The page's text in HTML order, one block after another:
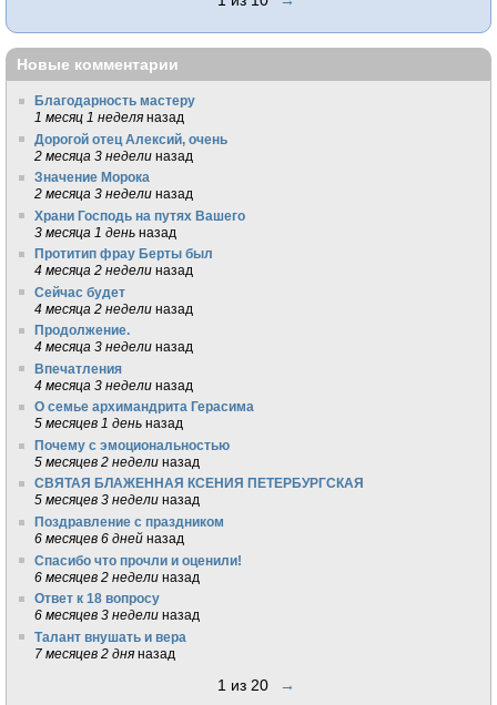
Новые комментарии
Благодарность мастеру
1 месяц 1 неделя назад
Дорогой отец Алексий, очень
2 месяца 3 недели назад
Значение Морока
2 месяца 3 недели назад
Храни Господь на путях Вашего
3 месяца 1 день назад
Протитип фрау Берты был
4 месяца 2 недели назад
Сейчас будет
4 месяца 2 недели назад
Продолжение.
4 месяца 3 недели назад
Впечатления
4 месяца 3 недели назад
О семье архимандрита Герасима
5 месяцев 1 день назад
Почему с эмоциональностью
5 месяцев 2 недели назад
СВЯТАЯ БЛАЖЕННАЯ КСЕНИЯ ПЕТЕРБУРГСКАЯ
5 месяцев 3 недели назад
Поздравление с праздником
6 месяцев 6 дней назад
Спасибо что прочли и оценили!
6 месяцев 2 недели назад
Ответ к 18 вопросу
6 месяцев 3 недели назад
Талант внушать и вера
7 месяцев 2 дня назад
1 из 20 →